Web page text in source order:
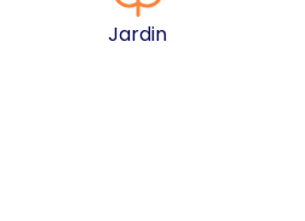
Jardin